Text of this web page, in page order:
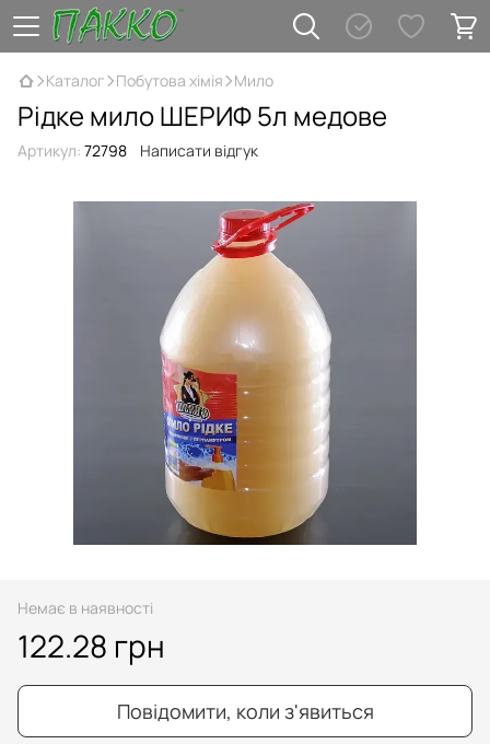
Каталог Побутова хімія Мило
Рідке мило ШЕРИФ 5л медове
Артикул: 72798 Написати відгук
Немає в наявності
122.28 грн
Повідомити, коли з'явиться